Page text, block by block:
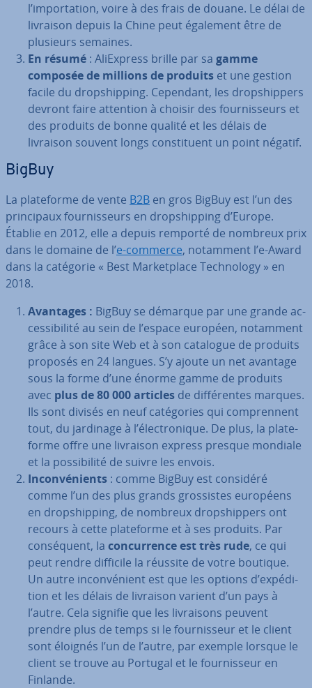
l’im­por­ta­tion, voire à des frais de douane. Le délai de
livraison depuis la Chine peut également être de
plusieurs semaines.
En résumé : AliEx­press brille par sa gamme
composée de millions de produits et une gestion
facile du drop­ship­ping. Cependant, les drop­ship­pers
devront faire attention à choisir des four­nis­seurs et
des produits de bonne qualité et les délais de
livraison souvent longs cons­ti­tuent un point négatif.
BigBuy
La pla­te­forme de vente B2B en gros BigBuy est l’un des
prin­ci­paux four­nis­seurs en drop­ship­ping d’Europe.
Établie en 2012, elle a depuis remporté de nombreux prix
dans le domaine de l’e-commerce, notamment l’e-Award
dans la catégorie « Best Mar­ket­place Tech­no­logy » en
2018.
Avantages : BigBuy se démarque par une grande ac­
ces­si­bi­lité au sein de l’espace européen, notamment
grâce à son site Web et à son catalogue de produits
proposés en 24 langues. S’y ajoute un net avantage
sous la forme d’une énorme gamme de produits
avec plus de 80 000 articles de dif­fé­rentes marques.
Ils sont divisés en neuf ca­té­go­ries qui com­pren­nent
tout, du jardinage à l’élec­tro­nique. De plus, la pla­te­
forme offre une livraison express presque mondiale
et la pos­si­bi­lité de suivre les envois.
In­con­vé­nients : comme BigBuy est considéré
comme l’un des plus grands gros­sistes européens
en drop­ship­ping, de nombreux drop­ship­pers ont
recours à cette pla­te­forme et à ses produits. Par
con­sé­quent, la con­cur­rence est très rude, ce qui
peut rendre difficile la réussite de votre boutique.
Un autre in­con­vé­nient est que les options d’ex­pé­di­
tion et les délais de livraison varient d’un pays à
l’autre. Cela signifie que les li­vrai­sons peuvent
prendre plus de temps si le four­nis­seur et le client
sont éloignés l’un de l’autre, par exemple lorsque le
client se trouve au Portugal et le four­nis­seur en
Finlande.